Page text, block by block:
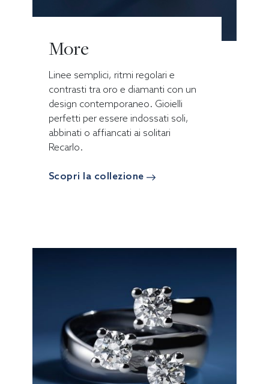
More
Linee semplici, ritmi regolari e
contrasti tra oro e diamanti con un
design contemporaneo. Gioielli
perfetti per essere indossati soli,
abbinati o affiancati ai solitari
Recarlo.
Scopri la collezione